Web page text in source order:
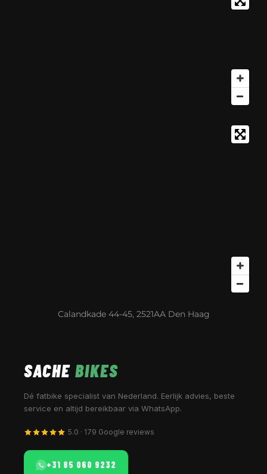
Calandkade 44-45, 2521AA Den Haag
SACHE BIKES
Dé fatbike specialist van Nederland. Eerlijk advies, beste
service en altijd bereikbaar via WhatsApp.
5.0 · 179 Google reviews
+31 85 060 9232